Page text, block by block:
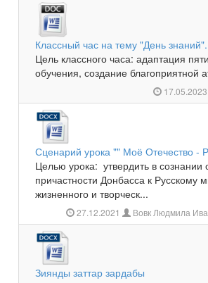
Классный час на тему "День знаний".
Цель классного часа: адаптация
обучения, создание благоприятной
Сценарий урока "" Моё Отечество -
Целью урока: утвердить в
причастности Донбасса к Русскому
жизненного и творческ...
27.12.2021 Вовк Людмила
Зиянды заттар зардабы